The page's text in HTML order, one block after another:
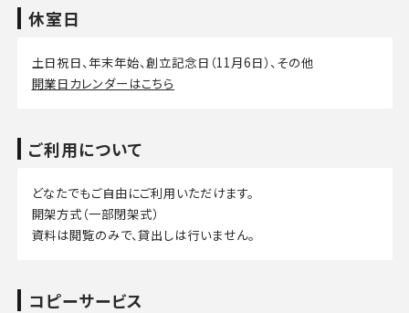
休室日
土日祝日、年末年始、創立記念日（11月6日）、その他
開業日カレンダーはこちら
ご利用について
どなたでもご自由にご利用いただけます。
開架方式（一部閉架式）
資料は閲覧のみで、貸出しは行いません。
コピーサービス